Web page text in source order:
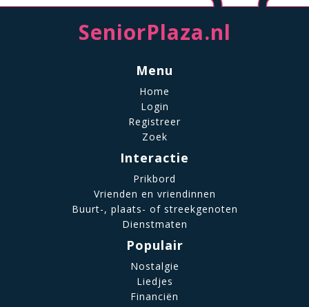
SeniorPlaza.nl
Menu
Home
Login
Registreer
Zoek
Interactie
Prikbord
Vrienden en vriendinnen
Buurt-, plaats- of streekgenoten
Dienstmaten
Populair
Nostalgie
Liedjes
Financiën